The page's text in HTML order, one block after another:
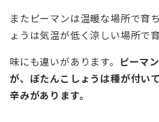
またピーマンは温暖な場所で育
ょうは気温が低く涼しい場所で育
味にも違いがあります。 ピーマ
が、ぼたんこしょうは種が付い
辛みがあります。